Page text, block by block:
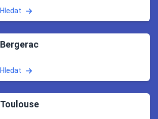
Hledat
Bergerac
Hledat
Toulouse